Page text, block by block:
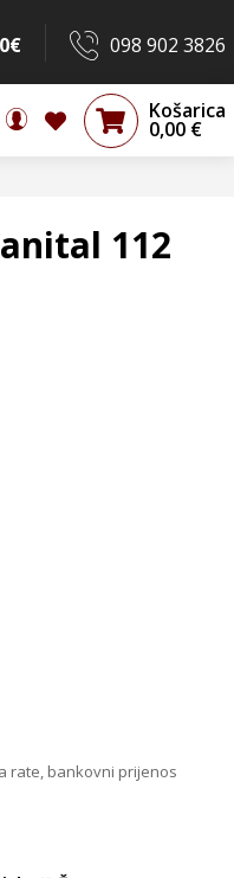
098 902 3826
Košarica
0,00 €
112
rate, bankovni prijenos